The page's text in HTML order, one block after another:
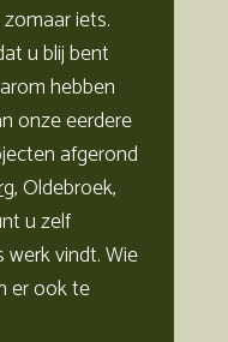
iets.
u blij bent
hebben
onze eerdere
afgerond
, Oldebroek,
u zelf
vindt. Wie
er ook te